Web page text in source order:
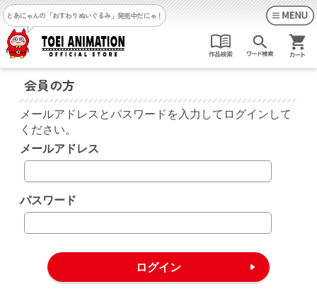
とあにゃんの「おすわりぬいぐるみ」発売中だにゃ！
会員の方
メールアドレスとパスワードを入力してログインして
ください。
メールアドレス
パスワード